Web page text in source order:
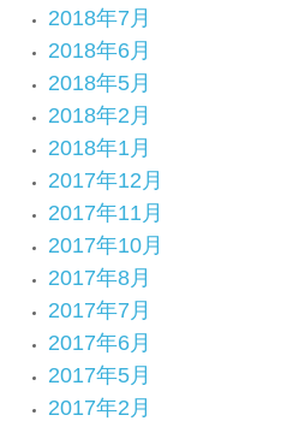
2018年7月
2018年6月
2018年5月
2018年2月
2018年1月
2017年12月
2017年11月
2017年10月
2017年8月
2017年7月
2017年6月
2017年5月
2017年2月